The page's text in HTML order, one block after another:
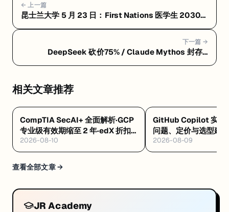
← 上一篇
昆士兰大学 5 月 23 日：First Nations 医学生 2030
解兽医荒
下一篇 →
DeepSeek 砍价75% / Claude Mythos 封存 /
相关文章推荐
CompTIA SecAI+ 全面解析·GCP
专业级有效期缩至 2 年·edX 折扣
码 8/12 到期
2026-08-10
GitHub Copilot 实战
问题、定价与选型建议
2026-08-09
查看全部文章 →
JR Academy